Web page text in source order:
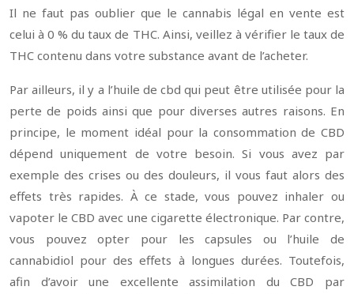
Il ne faut pas oublier que le cannabis légal en vente est
celui à 0 % du taux de THC. Ainsi, veillez à vérifier le taux de
THC contenu dans votre substance avant de l’acheter.
Par ailleurs, il y a l’huile de cbd qui peut être utilisée pour la
perte de poids ainsi que pour diverses autres raisons. En
principe, le moment idéal pour la consommation de CBD
dépend uniquement de votre besoin. Si vous avez par
exemple des crises ou des douleurs, il vous faut alors des
effets très rapides. À ce stade, vous pouvez inhaler ou
vapoter le CBD avec une cigarette électronique. Par contre,
vous pouvez opter pour les capsules ou l’huile de
cannabidiol pour des effets à longues durées. Toutefois,
afin d’avoir une excellente assimilation du CBD par